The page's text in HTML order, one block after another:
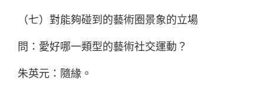
（七）對能夠碰到的藝術圈景象的立場
問：愛好哪一類型的藝術社交運動？
朱英元：隨緣。